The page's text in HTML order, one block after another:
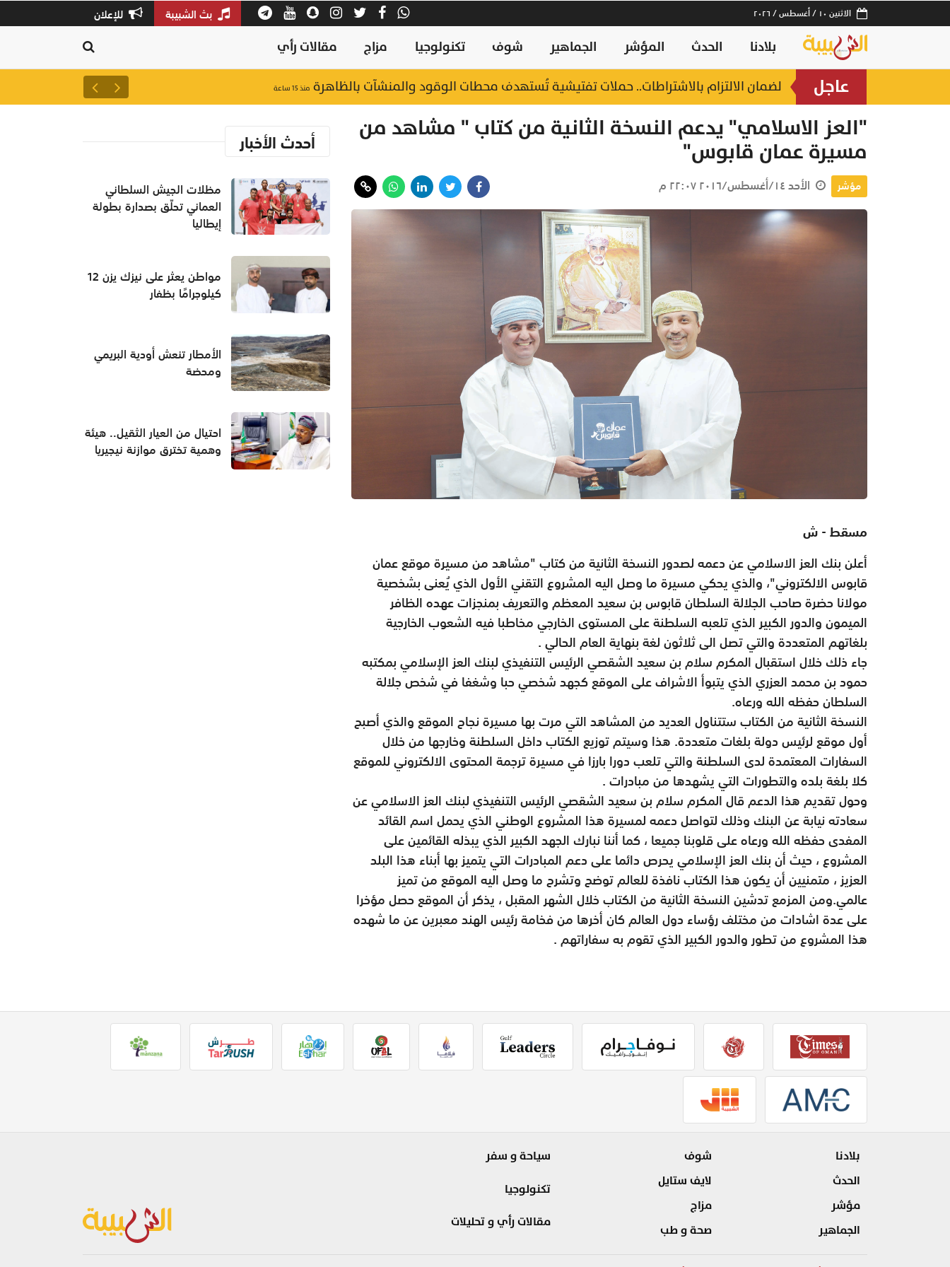
الاثنين ١٠ / أغسطس / ٢٠٢٦ بث الشبيبة للإعلان
بلادنا الحدث المؤشر الجماهير شوف تكنولوجيا مزاج مقالات رأي
عاجل لضمان الالتزام بالاشتراطات.. حملات تفتيشية تُستهدف محطات الوقود والمنشآت بالظاهرة منذ ١٥ ساعة مواطن يعثر على نيزك يزن 12 كيلوجرامًا بظفار
"العز الاسلامي" يدعم النسخة الثانية من كتاب " مشاهد من
مسيرة عمان قابوس"
مؤشر الأحد ١٤/أغسطس/٢٠١٦ ٢٢:٠٧ م
مسقط - ش
أعلن بنك العز الاسلامي عن دعمه لصدور النسخة الثانية من كتاب "مشاهد من مسيرة موقع عمان
قابوس الالكتروني"، والذي يحكي مسيرة ما وصل اليه المشروع التقني الأول الذي يُعنى بشخصية
مولانا حضرة صاحب الجلالة السلطان قابوس بن سعيد المعظم والتعريف بمنجزات عهده الظافر
الميمون والدور الكبير الذي تلعبه السلطنة على المستوى الخارجي مخاطبا فيه الشعوب الخارجية
بلغاتهم المتعددة والتي تصل الى ثلاثون لغة بنهاية العام الحالي .
جاء ذلك خلال استقبال المكرم سلام بن سعيد الشقصي الرئيس التنفيذي لبنك العز الإسلامي بمكتبه
حمود بن محمد العزري الذي يتبوأ الاشراف على الموقع كجهد شخصي حبا وشغفا في شخص جلالة
السلطان حفظه الله ورعاه.
النسخة الثانية من الكتاب ستتناول العديد من المشاهد التي مرت بها مسيرة نجاح الموقع والذي أصبح
أول موقع لرئيس دولة بلغات متعددة. هذا وسيتم توزيع الكتاب داخل السلطنة وخارجها من خلال
السفارات المعتمدة لدى السلطنة والتي تلعب دورا بارزا في مسيرة ترجمة المحتوى الالكتروني للموقع
كلا بلغة بلده والتطورات التي يشهدها من مبادرات .
وحول تقديم هذا الدعم قال المكرم سلام بن سعيد الشقصي الرئيس التنفيذي لبنك العز الاسلامي عن
سعادته نيابة عن البنك وذلك لتواصل دعمه لمسيرة هذا المشروع الوطني الذي يحمل اسم القائد
المفدى حفظه الله ورعاه على قلوبنا جميعا ، كما أننا نبارك الجهد الكبير الذي يبذله القائمين على
المشروع ، حيث أن بنك العز الإسلامي يحرص دائما على دعم المبادرات التي يتميز بها أبناء هذا البلد
العزيز ، متمنيين أن يكون هذا الكتاب نافذة للعالم توضح وتشرح ما وصل اليه الموقع من تميز
عالمي.ومن المزمع تدشين النسخة الثانية من الكتاب خلال الشهر المقبل ، يذكر أن الموقع حصل مؤخرا
على عدة اشادات من مختلف رؤساء دول العالم كان أخرها من فخامة رئيس الهند معبرين عن ما شهده
هذا المشروع من تطور والدور الكبير الذي تقوم به سفاراتهم .
أحدث الأخبار
مظلات الجيش السلطاني
العماني تحلّق بصدارة بطولة
إيطاليا
مواطن يعثر على نيزك يزن 12
كيلوجرامًا بظفار
الأمطار تنعش أودية البريمي
ومحضة
احتيال من العيار الثقيل.. هيئة
وهمية تخترق موازنة نيجيريا
بلادنا
الحدث
مؤشر
الجماهير
شوف
لايف ستايل
مزاج
صحة و طب
سياحة و سفر
تكنولوجيا
مقالات رأي و تحليلات